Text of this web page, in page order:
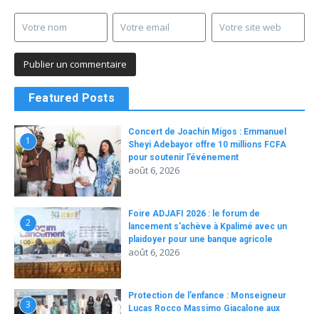
Featured Posts
1
Concert de Joachin Migos : Emmanuel
Sheyi Adebayor offre 10 millions FCFA
pour soutenir l’événement
août 6, 2026
2
Foire ADJAFI 2026 : le forum de
lancement s’achève à Kpalimé avec un
plaidoyer pour une banque agricole
août 6, 2026
3
Protection de l’enfance : Monseigneur
Lucas Rocco Massimo Giacalone aux